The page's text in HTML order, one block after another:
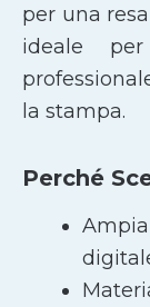
per una
ideale
la stampa.
Perché